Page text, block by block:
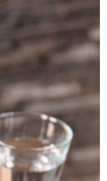
，可透過四大超商／
成。
要取消訂單，請聯絡
，需透過AFTEE先享
顯示為準，若有關於
繫「AFTEE先享後付
support/home
後付」服務完成之交
易相關給付款項請求債